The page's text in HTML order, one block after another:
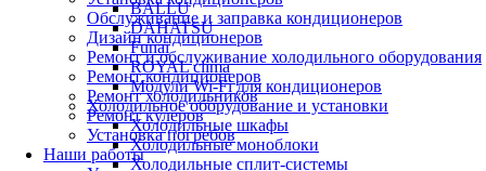
Обслуживание и заправка кондиционеров
Дизайн кондиционеров
Ремонт и обслуживание холодильного оборудования
Ремонт кондиционеров
Ремонт холодильников
Ремонт кулеров
Установка погребов
Наши работы
BALLU
DAHATSU
Funai
ROYAL clima
Модули Wi-Fi для кондиционеров
Холодильное оборудование и установки
Холодильные шкафы
Холодильные моноблоки
Холодильные сплит-системы